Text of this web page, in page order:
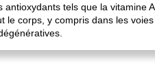
tels que la
le corps, y compris dans les